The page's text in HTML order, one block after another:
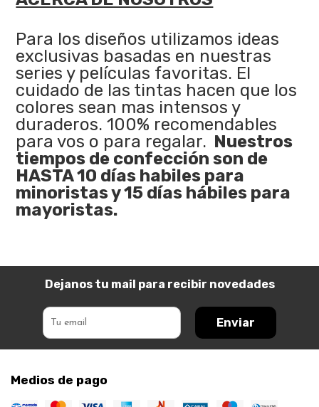
Para los diseños utilizamos ideas
exclusivas basadas en nuestras
series y películas favoritas. El
cuidado de las tintas hacen que los
colores sean mas intensos y
duraderos. 100% recomendables
para vos o para regalar. Nuestros
tiempos de confección son de
HASTA 10 días habiles para
minoristas y 15 días hábiles para
mayoristas.
Dejanos tu mail para recibir novedades
Enviar
Medios de pago